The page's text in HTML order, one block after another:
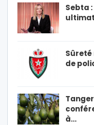
Sebta
de
à…